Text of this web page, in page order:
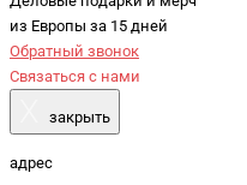
из Европы за 15 дней
Обратный звонок
Связаться с нами
закрыть
адрес